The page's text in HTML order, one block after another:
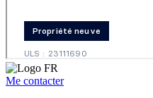
Me contacter